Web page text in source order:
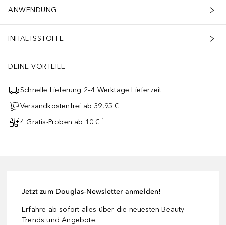
ANWENDUNG
INHALTSSTOFFE
DEINE VORTEILE
Schnelle Lieferung 2–4 Werktage Lieferzeit
Versandkostenfrei ab 39,95 €
4 Gratis-Proben ab 10 € ¹
Jetzt zum Douglas-Newsletter anmelden!
Erfahre ab sofort alles über die neuesten Beauty-
Trends und Angebote.